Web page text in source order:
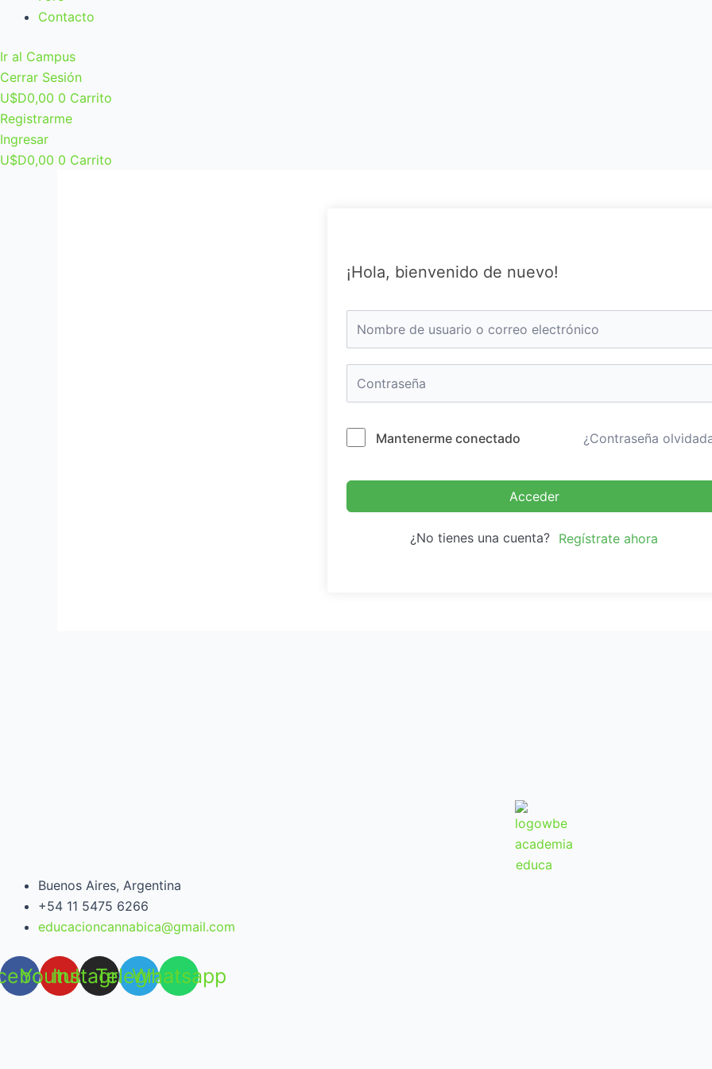
Contacto
Ir al Campus
Cerrar Sesión
U$D0,00 0 Carrito
Registrarme
Ingresar
U$D0,00 0 Carrito
¡Hola, bienvenido de nuevo!
Mantenerme conectado ¿Contraseña
Acceder
¿No tienes una cuenta? Regístrate ahora
Buenos Aires, Argentina
+54 11 5475 6266
educacioncannabica@gmail.com
Youtube
Instagram
Telegram
Whatsapp